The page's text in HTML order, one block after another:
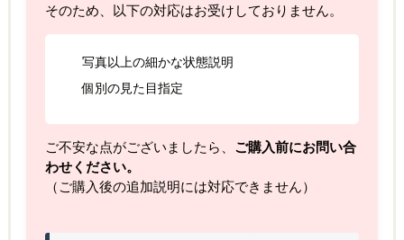
そのため、以下の対応はお受けしておりません。
写真以上の細かな状態説明
個別の見た目指定
ご不安な点がございましたら、 ご購入前にお問い合
わせください。
（ご購入後の追加説明には対応できません）